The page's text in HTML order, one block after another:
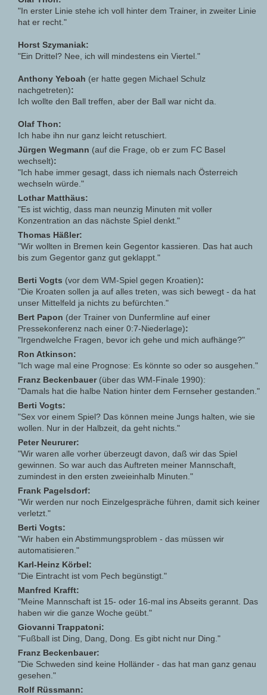
"In erster Linie stehe ich voll hinter dem Trainer, in zweiter Linie
hat er recht."
Horst Szymaniak:
"Ein Drittel? Nee, ich will mindestens ein Viertel."
Anthony Yeboah (er hatte gegen Michael Schulz
nachgetreten):
Ich wollte den Ball treffen, aber der Ball war nicht da.
Olaf Thon:
Ich habe ihn nur ganz leicht retuschiert.
Jürgen Wegmann (auf die Frage, ob er zum FC Basel
wechselt):
"Ich habe immer gesagt, dass ich niemals nach Österreich
wechseln würde."
Lothar Matthäus:
"Es ist wichtig, dass man neunzig Minuten mit voller
Konzentration an das nächste Spiel denkt."
Thomas Häßler:
"Wir wollten in Bremen kein Gegentor kassieren. Das hat auch
bis zum Gegentor ganz gut geklappt."
Berti Vogts (vor dem WM-Spiel gegen Kroatien):
"Die Kroaten sollen ja auf alles treten, was sich bewegt - da hat
unser Mittelfeld ja nichts zu befürchten."
Bert Papon (der Trainer von Dunfermline auf einer
Pressekonferenz nach einer 0:7-Niederlage):
"Irgendwelche Fragen, bevor ich gehe und mich aufhänge?"
Ron Atkinson:
"Ich wage mal eine Prognose: Es könnte so oder so ausgehen."
Franz Beckenbauer(über das WM-Finale 1990):
"Damals hat die halbe Nation hinter dem Fernseher gestanden."
Berti Vogts:
"Sex vor einem Spiel? Das können meine Jungs halten, wie sie
wollen. Nur in der Halbzeit, da geht nichts."
Peter Neururer:
"Wir waren alle vorher überzeugt davon, daß wir das Spiel
gewinnen. So war auch das Auftreten meiner Mannschaft,
zumindest in den ersten zweieinhalb Minuten."
Frank Pagelsdorf:
"Wir werden nur noch Einzelgespräche führen, damit sich keiner
verletzt."
Berti Vogts:
"Wir haben ein Abstimmungsproblem - das müssen wir
automatisieren."
Karl-Heinz Körbel:
"Die Eintracht ist vom Pech begünstigt."
Manfred Krafft:
"Meine Mannschaft ist 15- oder 16-mal ins Abseits gerannt. Das
haben wir die ganze Woche geübt."
Giovanni Trappatoni:
"Fußball ist Ding, Dang, Dong. Es gibt nicht nur Ding."
Franz Beckenbauer:
"Die Schweden sind keine Holländer - das hat man ganz genau
gesehen."
Rolf Rüssmann: